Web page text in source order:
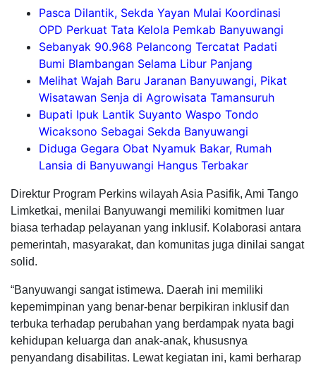
Pasca Dilantik, Sekda Yayan Mulai Koordinasi
OPD Perkuat Tata Kelola Pemkab Banyuwangi
Sebanyak 90.968 Pelancong Tercatat Padati
Bumi Blambangan Selama Libur Panjang
Melihat Wajah Baru Jaranan Banyuwangi, Pikat
Wisatawan Senja di Agrowisata Tamansuruh
Bupati Ipuk Lantik Suyanto Waspo Tondo
Wicaksono Sebagai Sekda Banyuwangi
Diduga Gegara Obat Nyamuk Bakar, Rumah
Lansia di Banyuwangi Hangus Terbakar
Direktur Program Perkins wilayah Asia Pasifik, Ami Tango
Limketkai, menilai Banyuwangi memiliki komitmen luar
biasa terhadap pelayanan yang inklusif. Kolaborasi antara
pemerintah, masyarakat, dan komunitas juga dinilai sangat
solid.
“Banyuwangi sangat istimewa. Daerah ini memiliki
kepemimpinan yang benar-benar berpikiran inklusif dan
terbuka terhadap perubahan yang berdampak nyata bagi
kehidupan keluarga dan anak-anak, khususnya
penyandang disabilitas. Lewat kegiatan ini, kami berharap